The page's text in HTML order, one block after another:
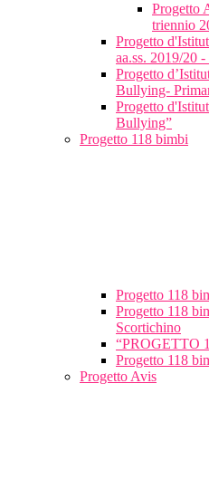
Progetto
triennio
Progetto
aa.ss. 2019/20 -
Progetto
Bullying-
Progetto
Bullying”
Progetto 118 bimbi
Progetto 118
Progetto 118
Scortichino
“PROGETTO
Progetto 118
Progetto Avis